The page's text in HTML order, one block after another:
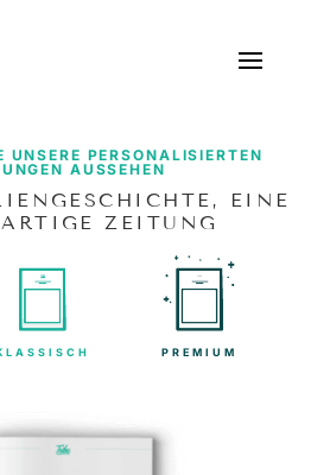
UNSERE PERSONALISIERTEN
AUSSEHEN
EINE
ZEITUNG
PREMIUM